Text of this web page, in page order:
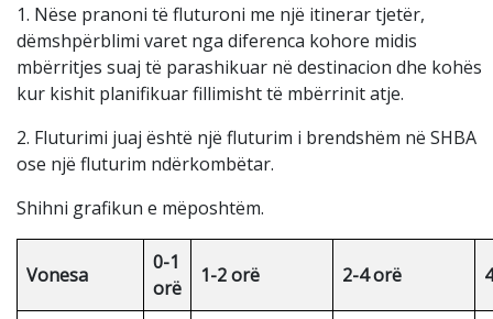
1. Nëse pranoni të fluturoni me një itinerar tjetër,
dëmshpërblimi varet nga diferenca kohore midis
mbërritjes suaj të parashikuar në destinacion dhe kohës
kur kishit planifikuar fillimisht të mbërrinit atje.
2. Fluturimi juaj është një fluturim i brendshëm në SHBA
ose një fluturim ndërkombëtar.
Shihni grafikun e mëposhtëm.
Vonesa
0-1
orë
1-2 orë 2-4 orë